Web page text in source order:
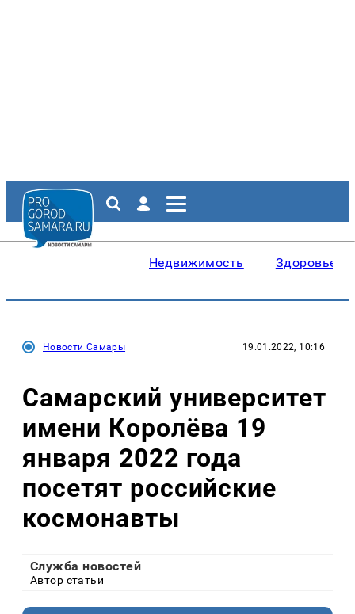
Недвижимость Здоровье
Новости Самары 19.01.2022, 10:16
Самарский университет
имени Королёва 19
января 2022 года
посетят российские
космонавты
Служба новостей
Автор статьи